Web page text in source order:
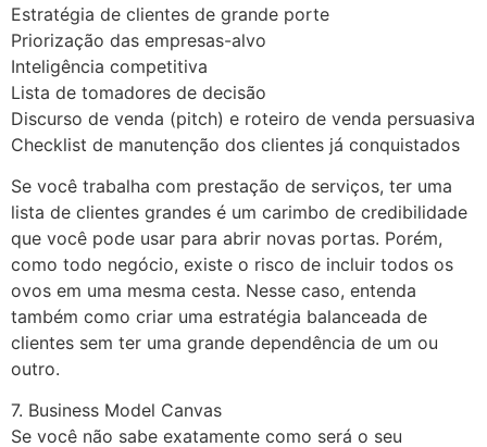
Estratégia de clientes de grande porte
Priorização das empresas-alvo
Inteligência competitiva
Lista de tomadores de decisão
Discurso de venda (pitch) e roteiro de venda persuasiva
Checklist de manutenção dos clientes já conquistados
Se você trabalha com prestação de serviços, ter uma
lista de clientes grandes é um carimbo de credibilidade
que você pode usar para abrir novas portas. Porém,
como todo negócio, existe o risco de incluir todos os
ovos em uma mesma cesta. Nesse caso, entenda
também como criar uma estratégia balanceada de
clientes sem ter uma grande dependência de um ou
outro.
7. Business Model Canvas
Se você não sabe exatamente como será o seu